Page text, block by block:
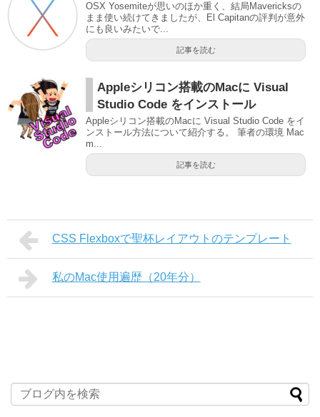
OSX Yosemiteが思いのほか重く、結局Mavericksの
まま使い続けてきましたが、El Capitanの評判が意外
にも良いみたいで...
記事を読む
Appleシリコン搭載のMacに Visual
Studio Code をインストール
Appleシリコン搭載のMacに Visual Studio Code をイ
ンストール方法について紹介する。 筆者の環境 Mac
m...
記事を読む
CSS Flexboxで聖杯レイアウトのテンプレート
私のMac使用遍歴（20年分）